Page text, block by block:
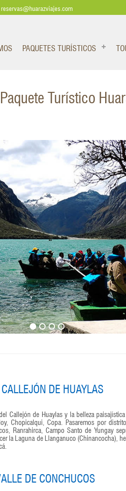
reservas@huarazviajes.com
PAQUETES TURÍSTICOS
Paquete Turístico
DE HUAYLAS
Callejón de Huaylas y la belleza
Chopicalqui, Copa. Pasaremos por
Ranrahirca, Campo Santo de Yungay
la Laguna de Llanganuco (Chinancocha),
DE CONCHUCOS